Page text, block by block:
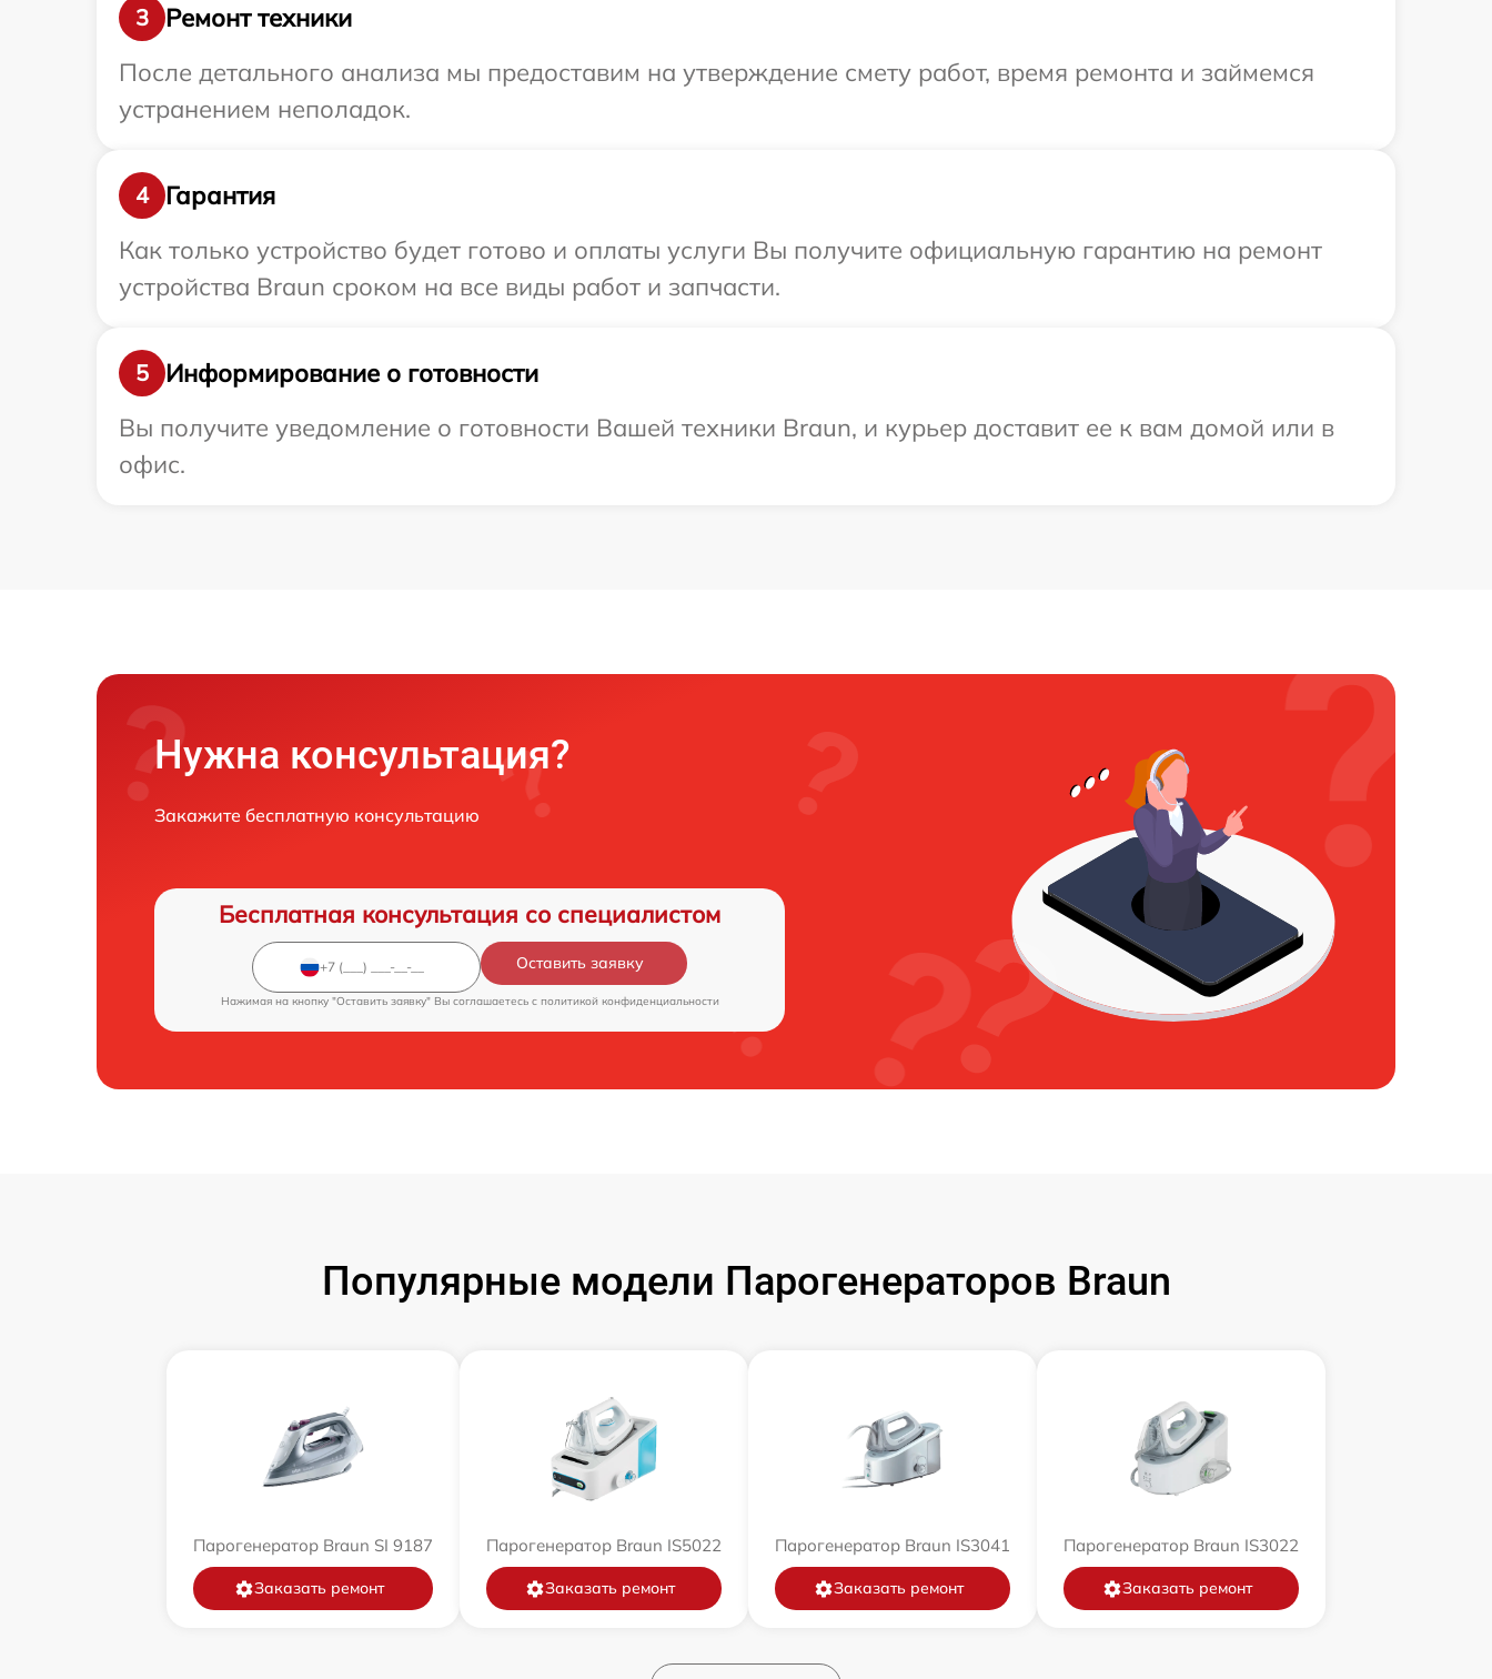
3
Ремонт техники
После детального анализа мы предоставим на утверждение смету работ, время ремонта и займемся
устранением неполадок.
4
Гарантия
Как только устройство будет готово и оплаты услуги Вы получите официальную гарантию на ремонт
устройства Braun сроком на все виды работ и запчасти.
5
Информирование о готовности
Вы получите уведомление о готовности Вашей техники Braun, и курьер доставит ее к вам домой или в
офис.
Нужна консультация?
Закажите бесплатную консультацию
Бесплатная консультация со специалистом
Оставить заявку
Нажимая на кнопку "Оставить заявку" Вы соглашаетесь c политикой конфиденциальности
Популярные модели Парогенераторов Braun
Парогенератор Braun SI 9187
Заказать ремонт
Парогенератор Braun IS5022
Заказать ремонт
Парогенератор Braun IS3041
Заказать ремонт
Парогенератор Braun IS3022
Заказать ремонт